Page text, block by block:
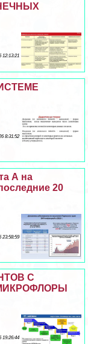
12:13:21
8:31:52
А на
20
23:58:59
С
19:26:44